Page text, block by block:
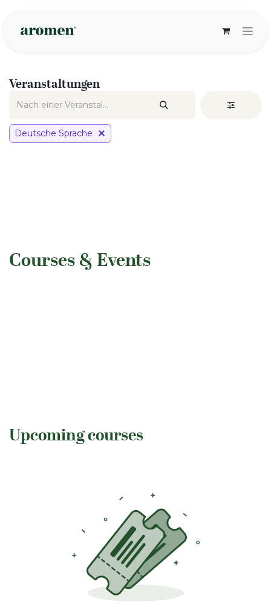
Veranstaltungen
Deutsche Sprache
​Courses & Events
Upcoming courses